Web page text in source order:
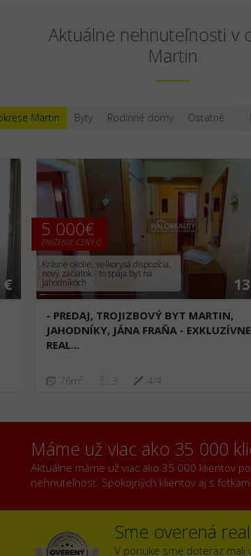
Aktuálne nehnuteľnosti v
Martin
Martin Byty Rodinné domy Ostatné
€
❮
5 000€
ZNÍŽENIE CENY O
Krásne okolie, veľkorysá dispozícia,
nový začiatok - to spája byt na
Jahodníkoch
- PREDAJ, TROJIZBOVÝ BYT MARTIN,
JAHODNÍKY, JÁNA FRAŇA -
REAL...
76m² 3 4/4
Máme už viac ako 35 000
Aktuálne máme už viac ako 35 000 klientov
nehnuteľnosť. Spokojných klientov aj s
Sme overená
V ponuke sme doteraz mali